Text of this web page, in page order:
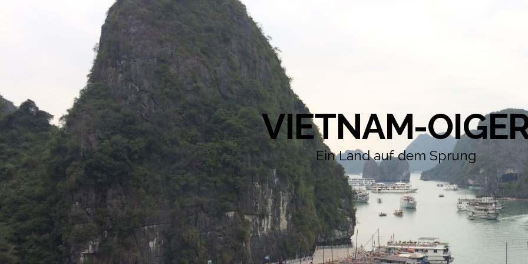
VIETNAM-
Ein Land auf dem Sprung